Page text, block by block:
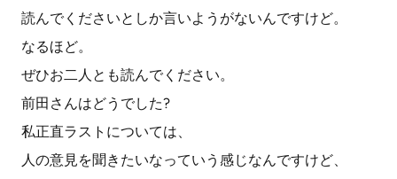
読んでくださいとしか言いようがないんですけど。
なるほど。
ぜひお二人とも読んでください。
前田さんはどうでした?
私正直ラストについては、
人の意見を聞きたいなっていう感じなんですけど、